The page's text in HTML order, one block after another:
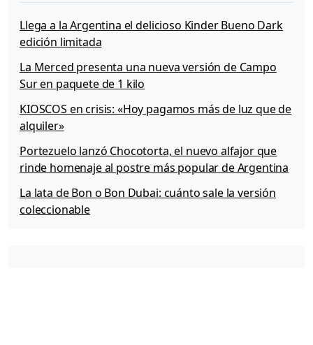
Llega a la Argentina el delicioso Kinder Bueno Dark
edición limitada
La Merced presenta una nueva versión de Campo
Sur en paquete de 1 kilo
KIOSCOS en crisis: «Hoy pagamos más de luz que de
alquiler»
Portezuelo lanzó Chocotorta, el nuevo alfajor que
rinde homenaje al postre más popular de Argentina
La lata de Bon o Bon Dubai: cuánto sale la versión
coleccionable